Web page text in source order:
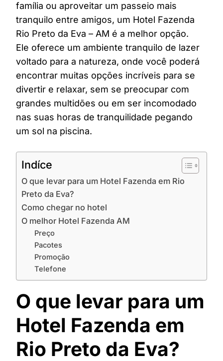
família ou aproveitar um passeio mais
tranquilo entre amigos, um Hotel Fazenda
Rio Preto da Eva – AM é a melhor opção.
Ele oferece um ambiente tranquilo de lazer
voltado para a natureza, onde você poderá
encontrar muitas opções incríveis para se
divertir e relaxar, sem se preocupar com
grandes multidões ou em ser incomodado
nas suas horas de tranquilidade pegando
um sol na piscina.
Indíce
O que levar para um Hotel Fazenda em Rio
Preto da Eva?
Como chegar no hotel
O melhor Hotel Fazenda AM
Preço
Pacotes
Promoção
Telefone
O que levar para um
Hotel Fazenda em
Rio Preto da Eva?